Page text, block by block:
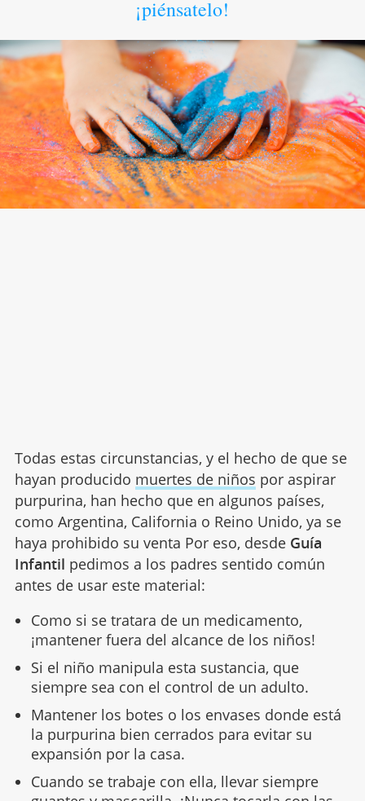
¡piénsatelo!
Todas estas circunstancias, y el hecho de que se
hayan producido muertes de niños por aspirar
purpurina, han hecho que en algunos países,
como Argentina, California o Reino Unido, ya se
haya prohibido su venta Por eso, desde Guía
Infantil pedimos a los padres sentido común
antes de usar este material:
Como si se tratara de un medicamento,
¡mantener fuera del alcance de los niños!
Si el niño manipula esta sustancia, que
siempre sea con el control de un adulto.
Mantener los botes o los envases donde está
la purpurina bien cerrados para evitar su
expansión por la casa.
Cuando se trabaje con ella, llevar siempre